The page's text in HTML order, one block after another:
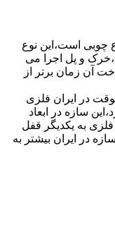
چوبی است،این نوع
و پل اجرا می
آن زمان برتر از
در ایران فلزی
سازه در ابعاد
به یکدیگر قفل
در ایران بیشتر به